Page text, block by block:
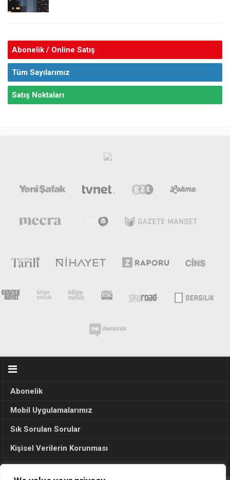
Abonelik / Online Satış
Tüm Sayılarımız
Satış Noktaları
Abonelik
Mobil Uygulamalarımız
Sık Sorulan Sorular
Kişisel Verilerin Korunması
Seçim Sonuçları 2024